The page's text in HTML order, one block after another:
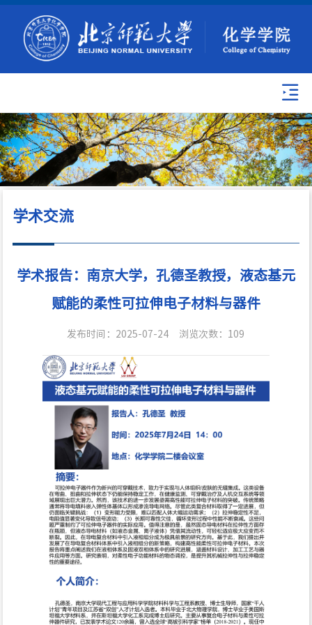
学术交流
学术报告：南京大学，孔德圣教授，液态基元
赋能的柔性可拉伸电子材料与器件
发布时间：2025-07-24 浏览次数： 109